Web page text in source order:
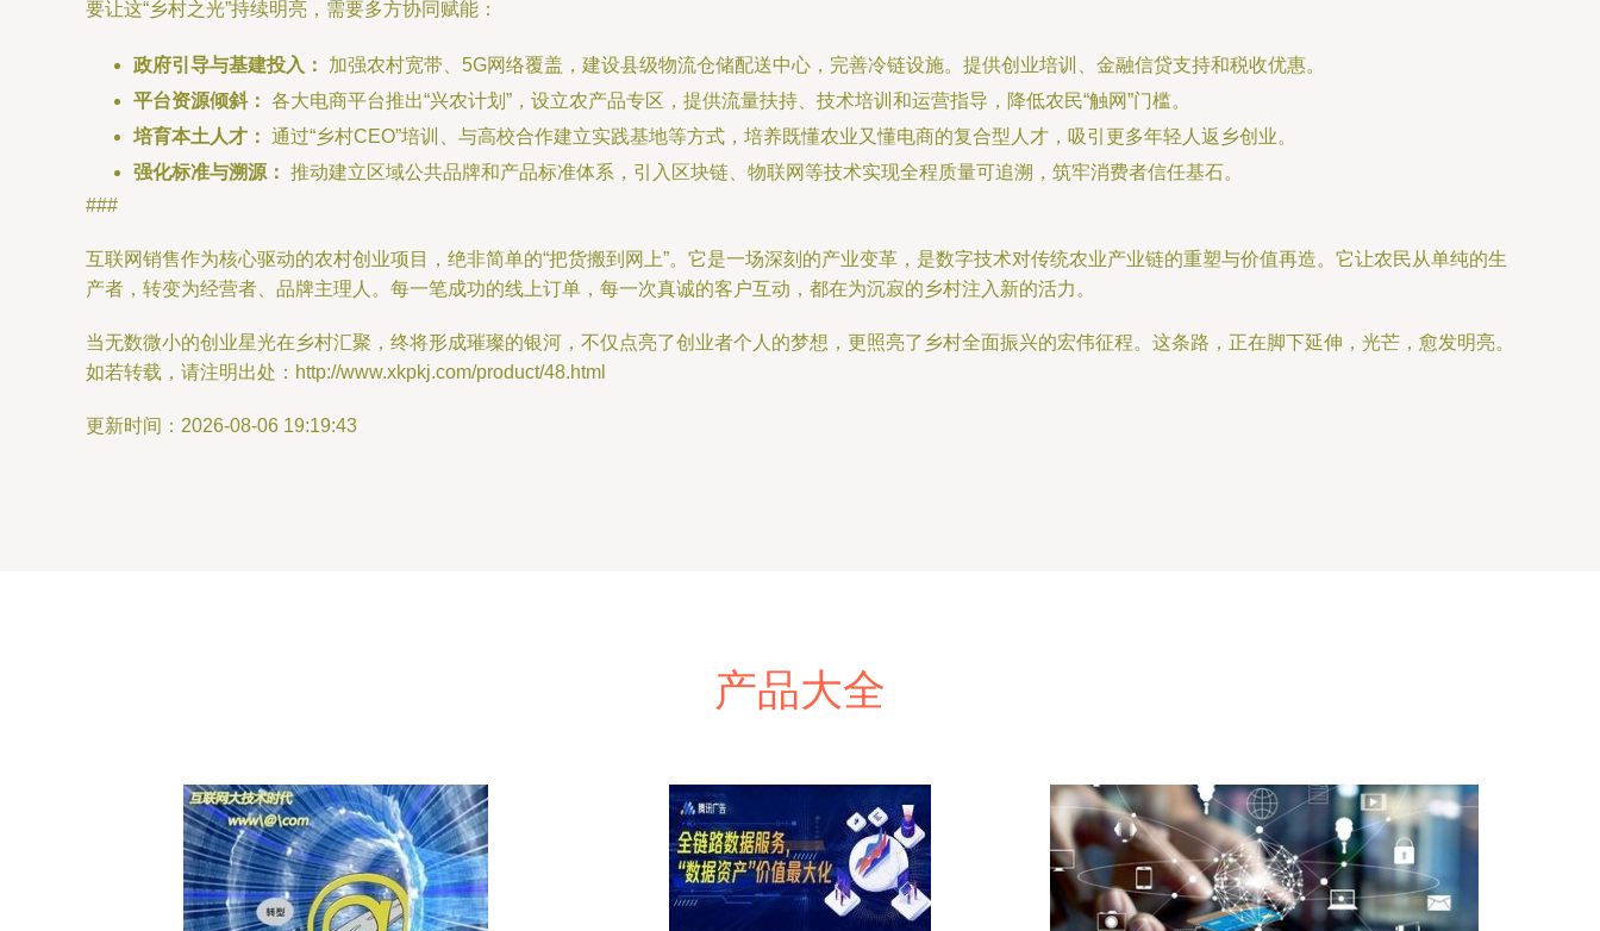
要让这“乡村之光”持续明亮，需要多方协同赋能：
政府引导与基建投入：
加强农村宽带、5G网络覆盖，建设县级物流仓储配送中心，完善冷链设施。提供创业培训、金融信贷支持和税收优惠。
平台资源倾斜： 各大电商平台推出“兴农计划”，设立农产品专区，提供流量扶持、技术培训和运营指导，降低农民“触网”门槛。
培育本土人才： 通过“乡村CEO”培训、与高校合作建立实践基地等方式，培养既懂农业又懂电商的复合型人才，吸引更多年轻人返乡创业。
强化标准与溯源： 推动建立区域公共品牌和产品标准体系，引入区块链、物联网等技术实现全程质量可追溯，筑牢消费者信任基石。
###
互联网销售作为核心驱动的农村创业项目，绝非简单的“把货搬到网上”。它是一场深刻的产业变革，是数字技术对传统农业产业链的重塑与价值再造。它让农民从单纯的生
产者，转变为经营者、品牌主理人。每一笔成功的线上订单，每一次真诚的客户互动，都在为沉寂的乡村注入新的活力。
当无数微小的创业星光在乡村汇聚，终将形成璀璨的银河，不仅点亮了创业者个人的梦想，更照亮了乡村全面振兴的宏伟征程。这条路，正在脚下延伸，光芒，愈发明亮。
如若转载，请注明出处：http://www.xkpkj.com/product/48.html
更新时间：2026-08-06 19:19:43
产品大全